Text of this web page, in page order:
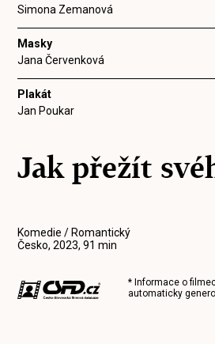
Simona Zemanová
Masky
Jana Červenková
Plakát
Jan Poukar
Jak přežít
Komedie / Romantický
Česko, 2023, 91 min
* Informace o
automaticky